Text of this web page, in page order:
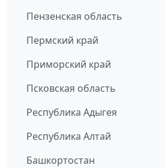
Пензенская область
Пермский край
Приморский край
Псковская область
Республика Адыгея
Республика Алтай
Башкортостан